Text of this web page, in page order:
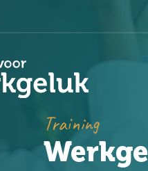
Training